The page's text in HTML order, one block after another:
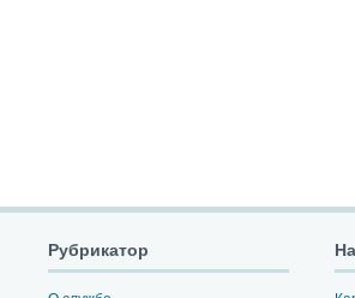
Рубрикатор